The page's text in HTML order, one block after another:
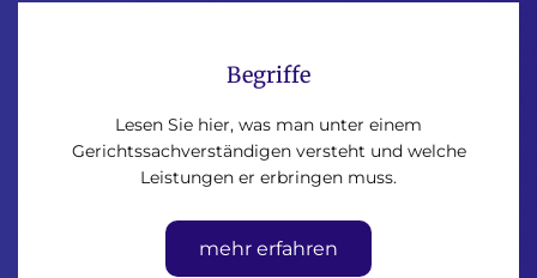
Begriffe
Lesen Sie hier, was man unter einem
Gerichtssachverständigen versteht und welche
Leistungen er erbringen muss.
mehr erfahren